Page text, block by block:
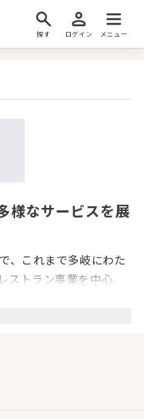
探す ログイン メニュー
様なサービスを展
、これまで多岐にわた
ストラン事業を中心
います。お客様のニー